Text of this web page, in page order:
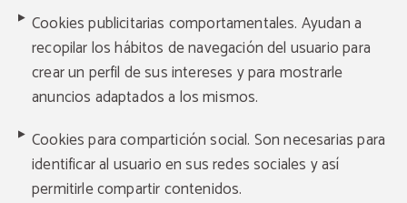
Cookies publicitarias comportamentales. Ayudan a
recopilar los hábitos de navegación del usuario para
crear un perfil de sus intereses y para mostrarle
anuncios adaptados a los mismos.
Cookies para compartición social. Son necesarias para
identificar al usuario en sus redes sociales y así
permitirle compartir contenidos.